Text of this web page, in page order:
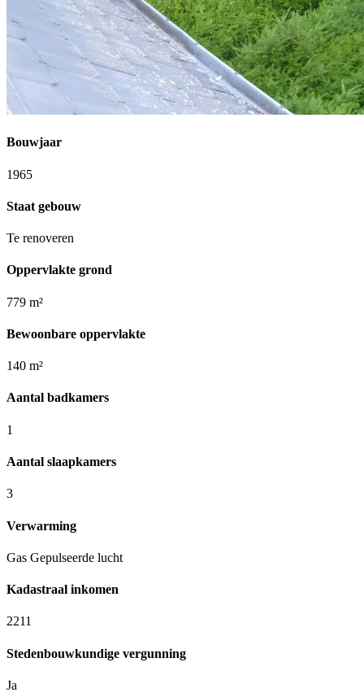
Bouwjaar
1965
Staat gebouw
Te renoveren
Oppervlakte grond
779 m²
Bewoonbare oppervlakte
140 m²
Aantal badkamers
1
Aantal slaapkamers
3
Verwarming
Gas Gepulseerde lucht
Kadastraal inkomen
2211
Stedenbouwkundige vergunning
Ja